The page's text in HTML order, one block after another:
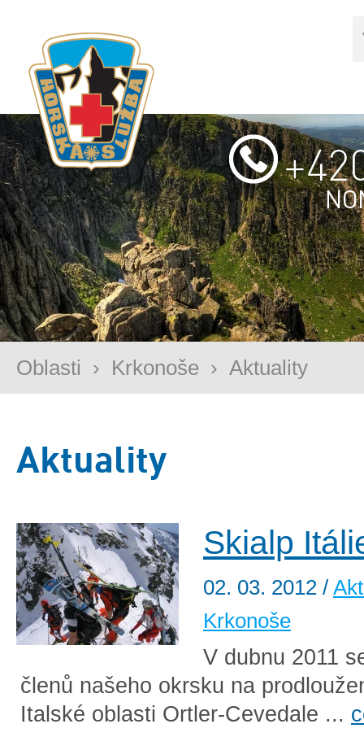
Oblasti › Krkonoše › Aktuality
Aktuality
Skialp
02. 03. 2012 /
Krkonoše
V dubnu 2011
členů našeho okrsku na
Italské oblasti Ortler-Cevedale ...